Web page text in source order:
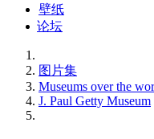
壁纸
论坛
图片集
Museums over the
J. Paul Getty Museum